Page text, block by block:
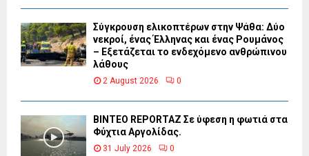
Σύγκρουση ελικοπτέρων στην Ψάθα: Δύο
νεκροί, ένας Έλληνας και ένας Ρουμάνος
– Εξετάζεται το ενδεχόμενο ανθρώπινου
λάθους
2 August 2026 0
BINTEO REPORTAZ Σε ύφεση η φωτιά στα
Φύχτια Αργολίδας.
31 July 2026 0